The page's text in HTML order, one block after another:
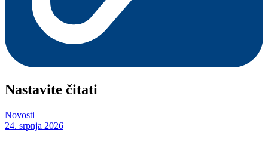
Nastavite čitati
Novosti
24. srpnja 2026